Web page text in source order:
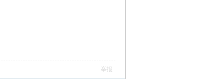
举报